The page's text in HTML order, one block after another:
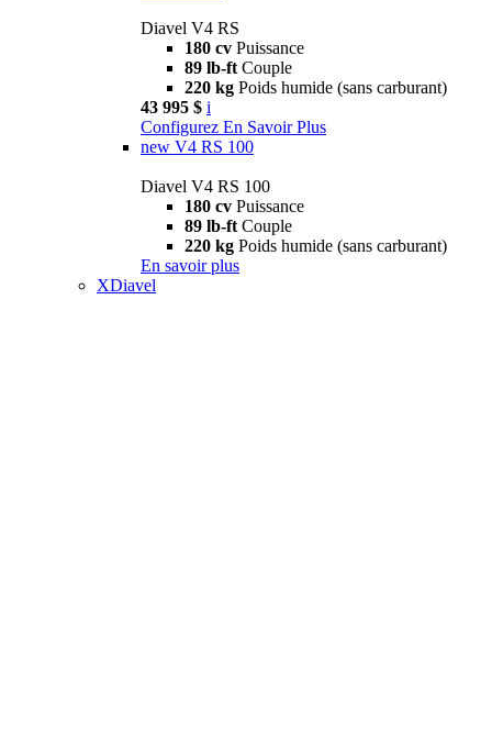
Diavel V4 RS
180 cv Puissance
89 lb-ft Couple
220 kg Poids humide (sans carburant)
43 995 $ i
Configurez En Savoir Plus
new V4 RS 100
Diavel V4 RS 100
180 cv Puissance
89 lb-ft Couple
220 kg Poids humide (sans carburant)
En savoir plus
XDiavel